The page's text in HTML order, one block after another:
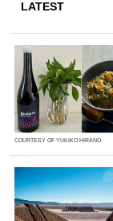
LATEST
COURTESY OF YUKIKO HIRANO